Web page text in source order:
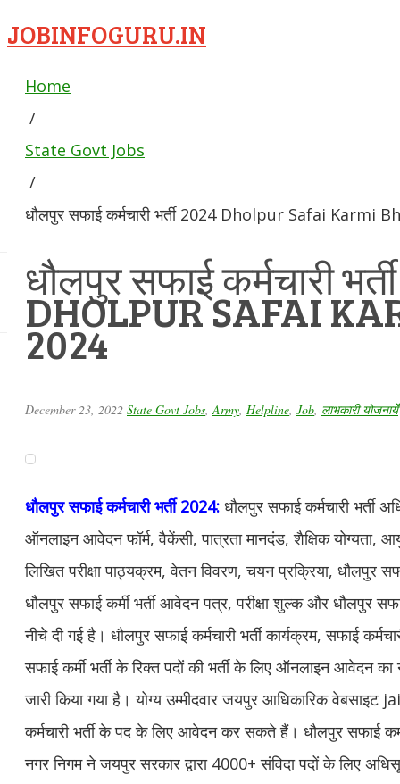
JOBINFOGURU.IN
Home
/
State Govt Jobs
/
धौलपुर सफाई कर्मचारी भर्ती 2024 Dholpur Safai Karmi
धौलपुर सफाई कर्मचारी
DHOLPUR SAFAI
2024
December 23, 2022 State Govt Jobs Army Helpline Job लाभकारी योजनायेँ
धौलपुर सफाई कर्मचारी भर्ती 2024: धौलपुर सफाई कर्मचारी भर्ती
ऑनलाइन आवेदन फॉर्म, वैकेंसी, पात्रता मानदंड, शैक्षिक
लिखित परीक्षा पाठ्यक्रम, वेतन विवरण, चयन प्रक्रिया, धौलपुर
धौलपुर सफाई कर्मी भर्ती आवेदन पत्र, परीक्षा शुल्क और धौलपुर
नीचे दी गई है। धौलपुर सफाई कर्मचारी भर्ती कार्यक्रम, सफाई
सफाई कर्मी भर्ती के रिक्त पदों की भर्ती के लिए ऑनलाइन आवेदन का
जारी किया गया है। योग्य उम्मीदवार जयपुर आधिकारिक
कर्मचारी भर्ती के पद के लिए आवेदन कर सकते हैं। धौलपुर सफाई
नगर निगम ने जयपुर सरकार द्वारा 4000+ संविदा पदों के लिए